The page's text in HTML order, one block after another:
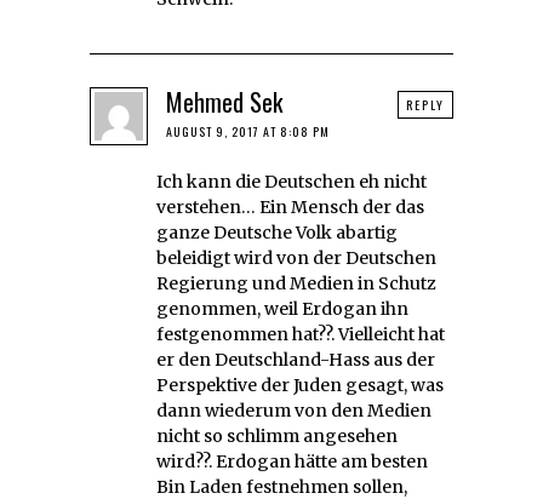
Mehmed Sek
AUGUST 9, 2017 AT 8:08 PM
Ich kann die Deutschen eh nicht
verstehen… Ein Mensch der das
ganze Deutsche Volk abartig
beleidigt wird von der Deutschen
Regierung und Medien in Schutz
genommen, weil Erdogan ihn
festgenommen hat??. Vielleicht hat
er den Deutschland-Hass aus der
Perspektive der Juden gesagt, was
dann wiederum von den Medien
nicht so schlimm angesehen
wird??. Erdogan hätte am besten
Bin Laden festnehmen sollen,
REPLY